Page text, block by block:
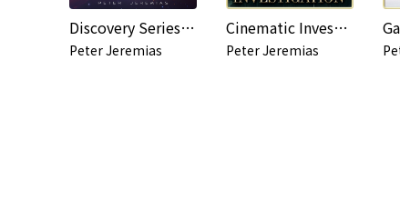
Discovery Series - Space
Peter Jeremias
Cinematic Investigations
Peter Jeremias